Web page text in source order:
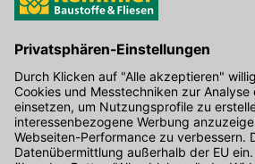
Hier gibt's die kostenlose App